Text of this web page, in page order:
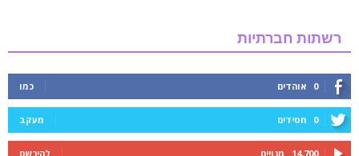
רשתות חברתיות
0 אוהדים כמו
0 חסידים מעקב
14,700 מנויים להירשם